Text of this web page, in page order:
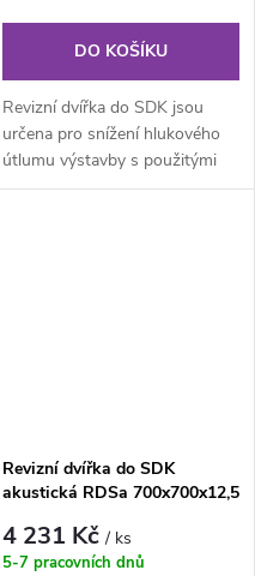
DO KOŠÍKU
Revizní dvířka do SDK jsou
určena pro snížení hlukového
útlumu výstavby s použitými
akustickými deskami. Skládají
Revizní dvířka do SDK
akustická RDSa 700x700x12,5
4 231 Kč/ ks
5-7 pracovních dnů